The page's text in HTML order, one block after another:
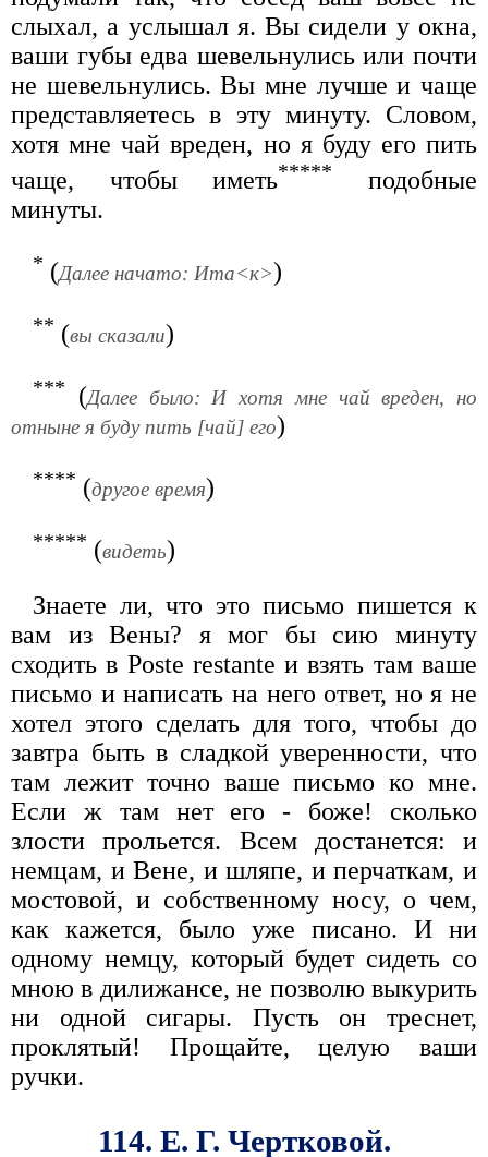
слыхал, а услышал я. Вы сидели у окна,
ваши губы едва шевельнулись или почти
не шевельнулись. Вы мне лучше и чаще
представляетесь в эту минуту. Словом,
хотя мне чай вреден, но я буду его пить
чаще, чтобы иметь*****
подобные
минуты.
* (Далее начато: Ита<к>)
** (вы сказали)
*** (Далее было: И хотя мне чай вреден, но
отныне я буду пить [чай] его)
**** (другое время)
***** (видеть)
Знаете ли, что это письмо пишется к
вам из Вены? я мог бы сию минуту
сходить в Poste restante и взять там ваше
письмо и написать на него ответ, но я не
хотел этого сделать для того, чтобы до
завтра быть в сладкой уверенности, что
там лежит точно ваше письмо ко мне.
Если ж там нет его - боже! сколько
злости прольется. Всем достанется: и
немцам, и Вене, и шляпе, и перчаткам, и
мостовой, и собственному носу, о чем,
как кажется, было уже писано. И ни
одному немцу, который будет сидеть со
мною в дилижансе, не позволю выкурить
ни одной сигары. Пусть он треснет,
проклятый! Прощайте, целую ваши
ручки.
114. Е. Г. Чертковой.